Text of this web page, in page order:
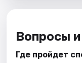
Вопросы
Где пройдет